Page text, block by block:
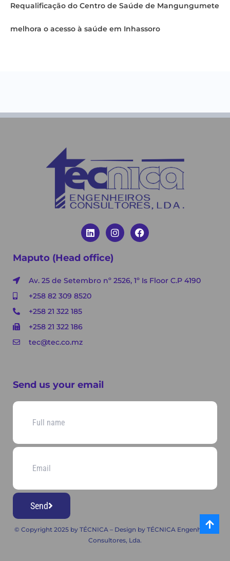
Requalificação do Centro de Saúde de Mangungumete
melhora o acesso à saúde em Inhassoro
Maputo (Head office)
Av. 25 de Setembro nº 2526, 1º Is Floor C.P 4190
+258 82 309 8520
+258 21 322 185
+258 21 322 186
tec@tec.co.mz
Send us your email
Send
© Copyright 2025 by TÉCNICA – Design by TÉCNICA Engenheiros
Consultores, Lda.